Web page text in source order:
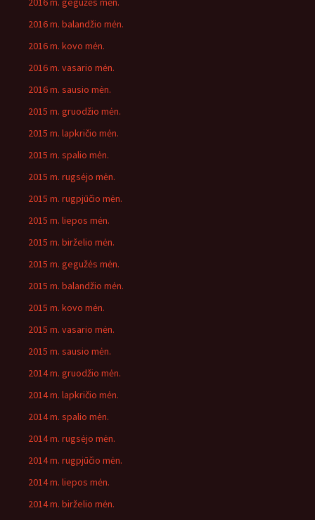
2016 m. balandžio mėn.
2016 m. kovo mėn.
2016 m. vasario mėn.
2016 m. sausio mėn.
2015 m. gruodžio mėn.
2015 m. lapkričio mėn.
2015 m. spalio mėn.
2015 m. rugsėjo mėn.
2015 m. rugpjūčio mėn.
2015 m. liepos mėn.
2015 m. birželio mėn.
2015 m. gegužės mėn.
2015 m. balandžio mėn.
2015 m. kovo mėn.
2015 m. vasario mėn.
2015 m. sausio mėn.
2014 m. gruodžio mėn.
2014 m. lapkričio mėn.
2014 m. spalio mėn.
2014 m. rugsėjo mėn.
2014 m. rugpjūčio mėn.
2014 m. liepos mėn.
2014 m. birželio mėn.